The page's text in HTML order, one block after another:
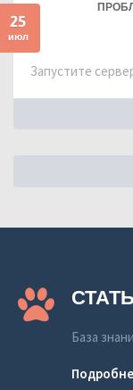
25
июл
Запустите
База